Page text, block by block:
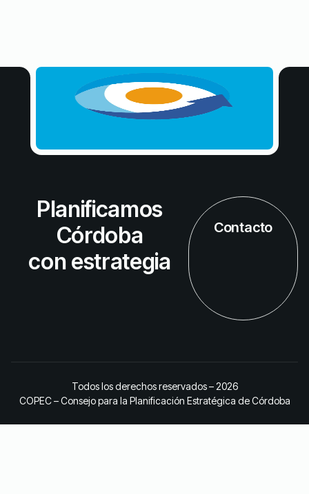
Planificamos
Córdoba
con estrategia
Contacto
Todos los derechos reservados – 2026
COPEC – Consejo para la Planificación Estratégica de Córdoba